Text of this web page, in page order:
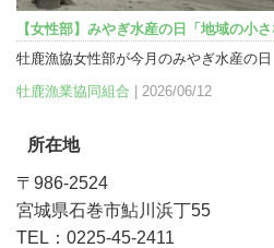
【女性部】みやぎ水産の日「地域の小
牡鹿漁協女性部が今月のみやぎ水産の
牡鹿漁業協同組合 | 2026/06/12
所在地
〒986-2524
宮城県石巻市鮎川浜丁55
TEL：0225-45-2411